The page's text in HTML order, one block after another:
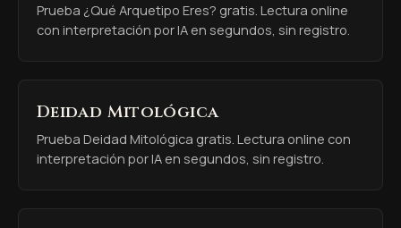
Prueba ¿Qué Arquetipo Eres? gratis. Lectura online
con interpretación por IA en segundos, sin registro.
Deidad Mitológica
Prueba Deidad Mitológica gratis. Lectura online con
interpretación por IA en segundos, sin registro.